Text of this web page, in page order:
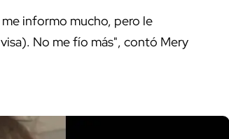
informo mucho, pero le
No me fío más", contó Mery